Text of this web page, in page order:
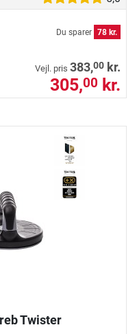
Du sparer 78 kr.
Vejl. pris 383,00 kr.
305,00 kr.
Twister